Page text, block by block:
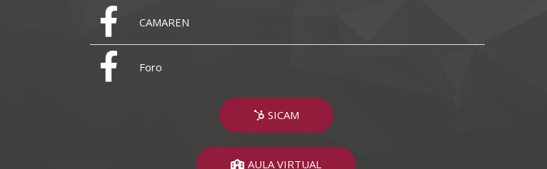
CAMAREN
Foro
SICAM
AULA VIRTUAL